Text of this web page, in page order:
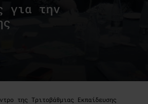
για την
της Τριτοβάθμιας Εκπαίδευσης